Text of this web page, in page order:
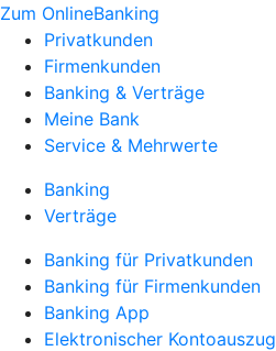
Zum OnlineBanking
Privatkunden
Firmenkunden
Banking & Verträge
Meine Bank
Service & Mehrwerte
Banking
Verträge
Banking für Privatkunden
Banking für Firmenkunden
Banking App
Elektronischer Kontoauszug